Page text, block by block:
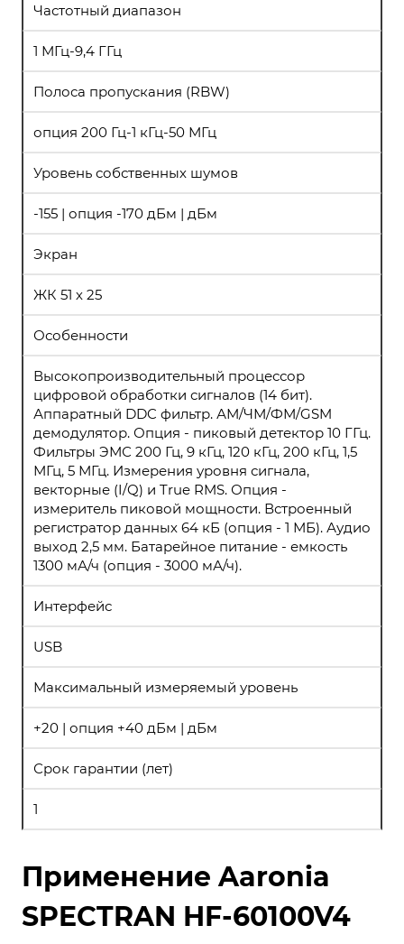
Частотный диапазон
1 МГц-9,4 ГГц
Полоса пропускания (RBW)
опция 200 Гц-1 кГц-50 МГц
Уровень собственных шумов
-155 | опция -170 дБм | дБм
Экран
ЖК 51 х 25
Особенности
Высокопроизводительный процессор
цифровой обработки сигналов (14 бит).
Аппаратный DDC фильтр. АМ/ЧМ/ФМ/GSM
демодулятор. Опция - пиковый детектор 10 ГГц.
Фильтры ЭМС 200 Гц, 9 кГц, 120 кГц, 200 кГц, 1,5
МГц, 5 МГц. Измерения уровня сигнала,
векторные (I/Q) и True RMS. Опция -
измеритель пиковой мощности. Встроенный
регистратор данных 64 кБ (опция - 1 МБ). Аудио
выход 2,5 мм. Батарейное питание - емкость
1300 мА/ч (опция - 3000 мА/ч).
Интерфейс
USB
Максимальный измеряемый уровень
+20 | опция +40 дБм | дБм
Срок гарантии (лет)
1
Применение Aaronia
SPECTRAN HF-60100V4